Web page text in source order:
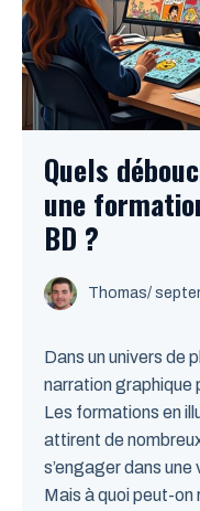
Quels
une
BD ?
Thomas/
Dans un univers de
narration graphique
Les formations en
attirent de
s’engager dans
Mais à quoi peut-on